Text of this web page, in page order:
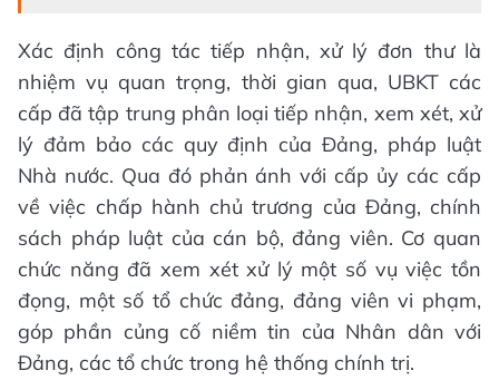
Xác định công tác tiếp nhận, xử lý đơn thư là
nhiệm vụ quan trọng, thời gian qua, UBKT các
cấp đã tập trung phân loại tiếp nhận, xem xét, xử
lý đảm bảo các quy định của Đảng, pháp luật
Nhà nước. Qua đó phản ánh với cấp ủy các cấp
về việc chấp hành chủ trương của Đảng, chính
sách pháp luật của cán bộ, đảng viên. Cơ quan
chức năng đã xem xét xử lý một số vụ việc tồn
đọng, một số tổ chức đảng, đảng viên vi phạm,
góp phần củng cố niềm tin của Nhân dân với
Đảng, các tổ chức trong hệ thống chính trị.